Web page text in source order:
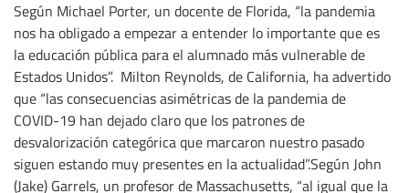
Según Michael Porter, un docente de Florida, “la pandemia
nos ha obligado a empezar a entender lo importante que es
la educación pública para el alumnado más vulnerable de
Estados Unidos”. Milton Reynolds, de California, ha advertido
que “las consecuencias asimétricas de la pandemia de
COVID-19 han dejado claro que los patrones de
desvalorización categórica que marcaron nuestro pasado
siguen estando muy presentes en la actualidad”.Según John
(Jake) Garrels, un profesor de Massachusetts, “al igual que la